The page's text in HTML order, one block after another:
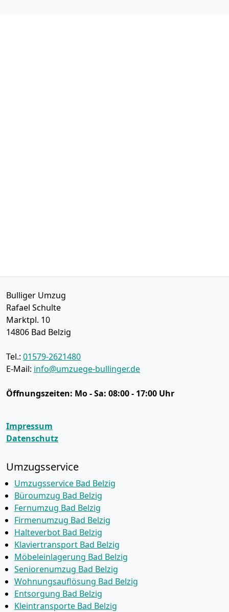
Bulliger Umzug
Rafael Schulte
Marktpl. 10
14806 Bad Belzig
Tel.: 01579-2621480
E-Mail: info@umzuege-bullinger.de
Öffnungszeiten: Mo - Sa: 08:00 - 17:00 Uhr
Impressum
Datenschutz
Umzugsservice
Umzugsservice Bad Belzig
Büroumzug Bad Belzig
Fernumzug Bad Belzig
Firmenumzug Bad Belzig
Halteverbot Bad Belzig
Klaviertransport Bad Belzig
Möbeleinlagerung Bad Belzig
Seniorenumzug Bad Belzig
Wohnungsauflösung Bad Belzig
Entsorgung Bad Belzig
Kleintransporte Bad Belzig